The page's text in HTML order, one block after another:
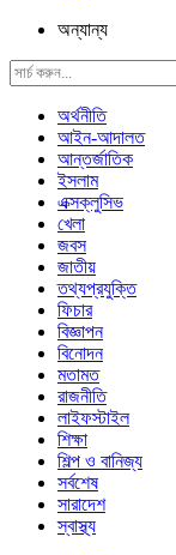
অন্যান্য
অর্থনীতি
আইন-আদালত
আন্তর্জাতিক
ইসলাম
এক্সক্লুসিভ
খেলা
জবস
জাতীয়
তথ্যপ্রযুক্তি
ফিচার
বিজ্ঞাপন
বিনোদন
মতামত
রাজনীতি
লাইফস্টাইল
শিক্ষা
শিল্প ও বানিজ্য
সর্বশেষ
সারাদেশ
স্বাস্থ্য